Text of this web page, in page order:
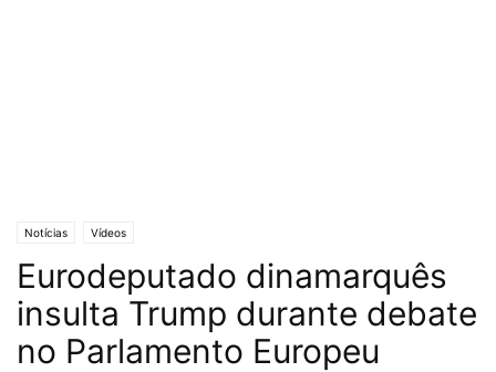
Notícias Vídeos
Eurodeputado dinamarquês
insulta Trump durante debate
no Parlamento Europeu